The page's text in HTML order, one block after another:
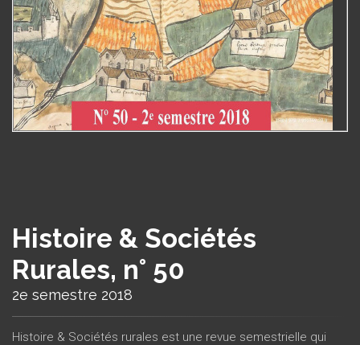
Histoire & Sociétés
Rurales, n° 50
2e semestre 2018
Histoire & Sociétés rurales est une revue semestrielle qui